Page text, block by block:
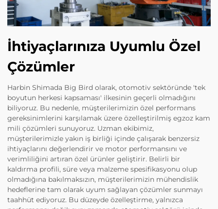
İhtiyaçlarınıza Uyumlu Özel
Çözümler
Harbin Shimada Big Bird olarak, otomotiv sektöründe 'tek
boyutun herkesi kapsaması' ilkesinin geçerli olmadığını
biliyoruz. Bu nedenle, müşterilerimizin özel performans
gereksinimlerini karşılamak üzere özelleştirilmiş egzoz kam
mili çözümleri sunuyoruz. Uzman ekibimiz,
müşterilerimizle yakın iş birliği içinde çalışarak benzersiz
ihtiyaçlarını değerlendirir ve motor performansını ve
verimliliğini artıran özel ürünler geliştirir. Belirli bir
kaldırma profili, süre veya malzeme spesifikasyonu olup
olmadığına bakılmaksızın, müşterilerimizin mühendislik
hedeflerine tam olarak uyum sağlayan çözümler sunmayı
taahhüt ediyoruz. Bu düzeyde özelleştirme, yalnızca